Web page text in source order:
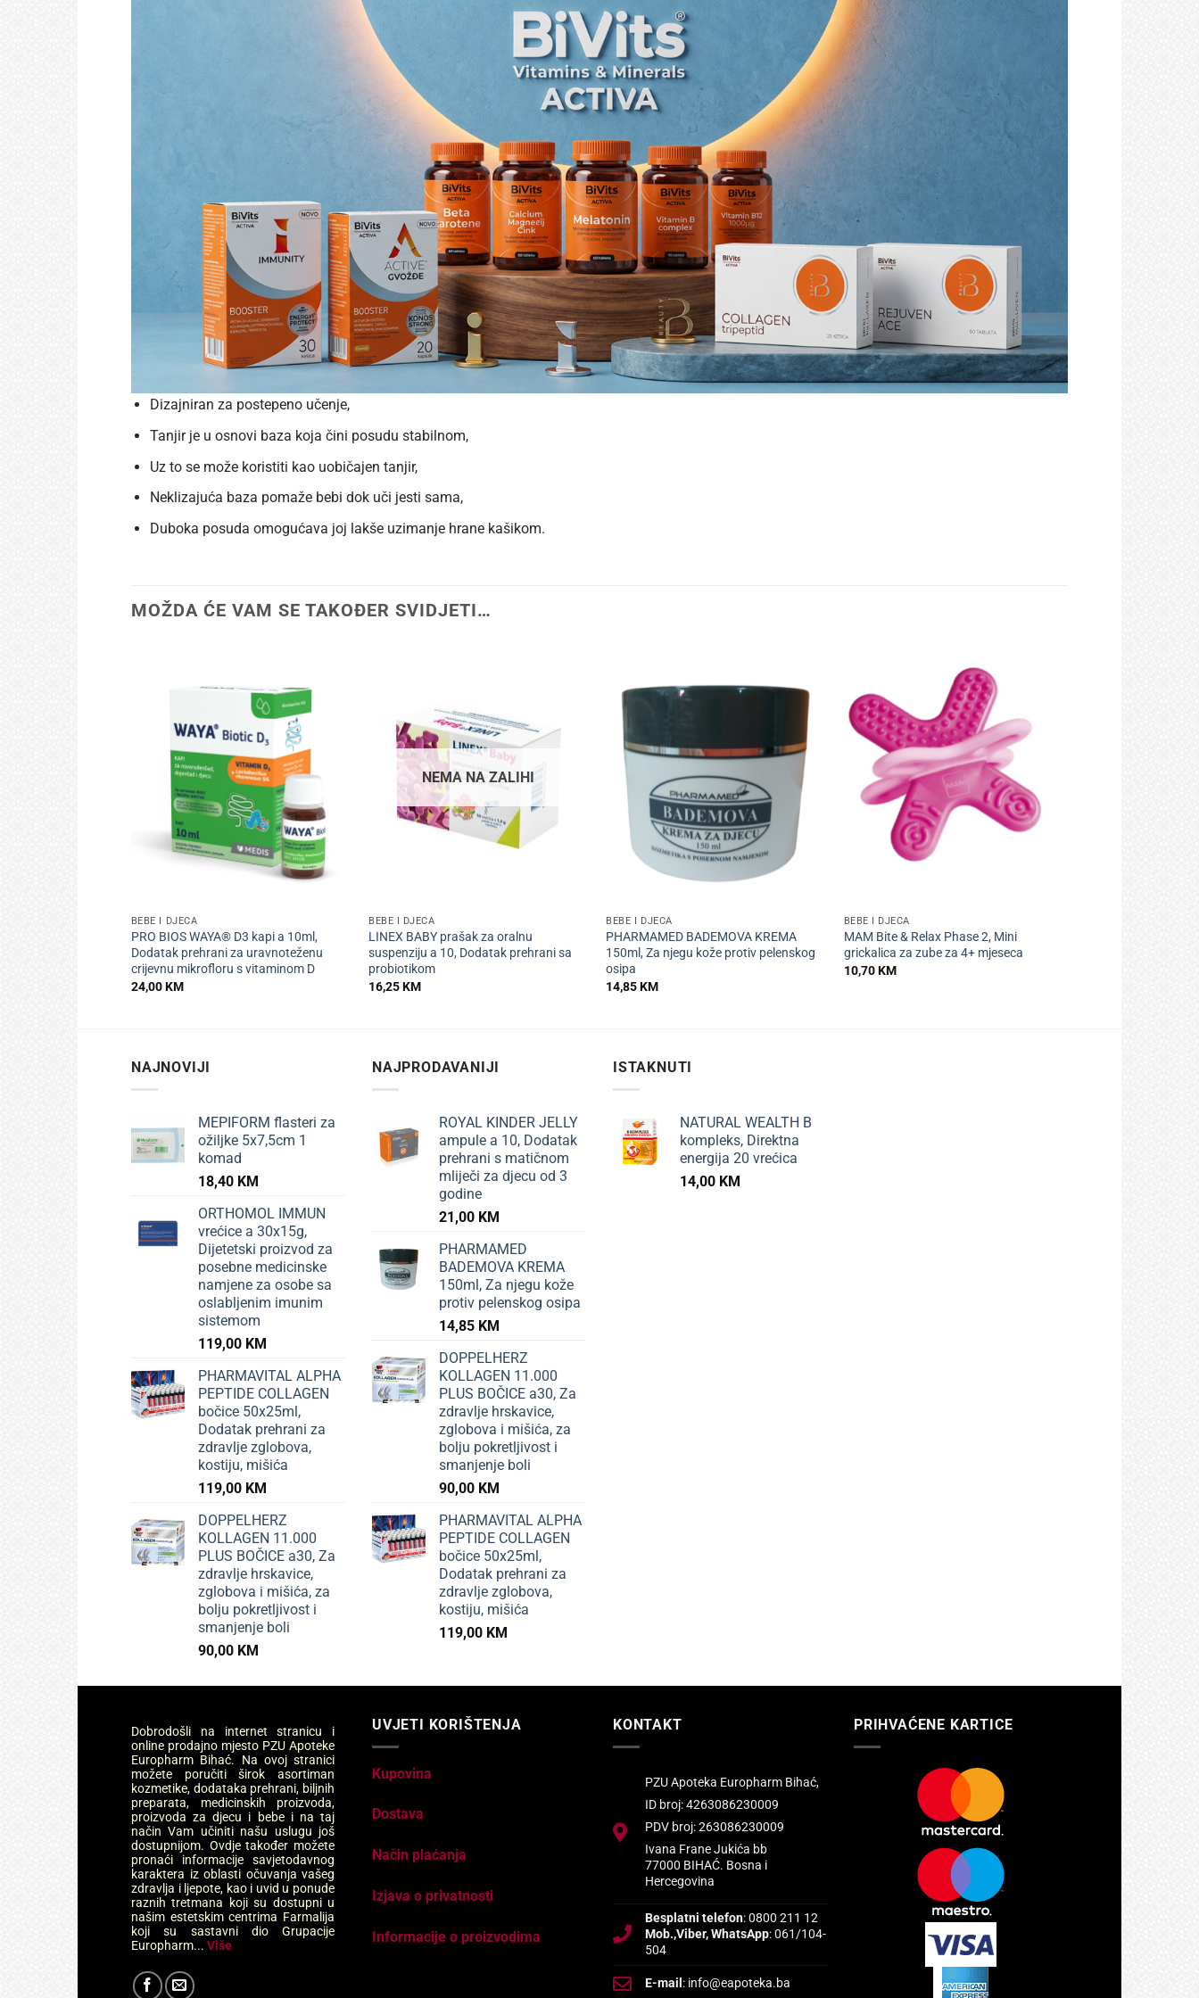
Dizajniran za postepeno učenje,
Tanjir je u osnovi baza koja čini posudu stabilnom,
Uz to se može koristiti kao uobičajen tanjir,
Neklizajuća baza pomaže bebi dok uči jesti sama,
Duboka posuda omogućava joj lakše uzimanje hrane kašikom.
MOŽDA ĆE VAM SE TAKOĐER SVIDJETI…
BEBE I DJECA
PRO BIOS WAYA® D3 kapi a 10ml,
Dodatak prehrani za uravnoteženu
crijevnu mikrofloru s vitaminom D
24,00KM
NEMA NA ZALIHI
BEBE I DJECA
LINEX BABY prašak za oralnu
suspenziju a 10, Dodatak prehrani sa
probiotikom
16,25KM
BEBE I DJECA
PHARMAMED BADEMOVA KREMA
150ml, Za njegu kože protiv pelenskog
osipa
14,85KM
BEBE I DJECA
MAM Bite & Relax Phase 2, Mini
grickalica za zube za 4+ mjeseca
10,70KM
NAJNOVIJI
MEPIFORM flasteri za
ožiljke 5x7,5cm 1
komad
18,40 KM
ORTHOMOL IMMUN
vrećice a 30x15g,
Dijetetski proizvod za
posebne medicinske
namjene za osobe sa
oslabljenim imunim
sistemom
119,00 KM
PHARMAVITAL ALPHA
PEPTIDE COLLAGEN
bočice 50x25ml,
Dodatak prehrani za
zdravlje zglobova,
kostiju, mišića
119,00 KM
DOPPELHERZ
KOLLAGEN 11.000
PLUS BOČICE a30, Za
zdravlje hrskavice,
zglobova i mišića, za
bolju pokretljivost i
smanjenje boli
90,00 KM
NAJPRODAVANIJI
ROYAL KINDER JELLY
ampule a 10, Dodatak
prehrani s matičnom
mliječi za djecu od 3
godine
21,00 KM
PHARMAMED
BADEMOVA KREMA
150ml, Za njegu kože
protiv pelenskog osipa
14,85 KM
DOPPELHERZ
KOLLAGEN 11.000
PLUS BOČICE a30, Za
zdravlje hrskavice,
zglobova i mišića, za
bolju pokretljivost i
smanjenje boli
90,00 KM
PHARMAVITAL ALPHA
PEPTIDE COLLAGEN
bočice 50x25ml,
Dodatak prehrani za
zdravlje zglobova,
kostiju, mišića
119,00 KM
ISTAKNUTI
NATURAL WEALTH B
kompleks, Direktna
energija 20 vrećica
14,00 KM
Dobrodošli na internet stranicu i
online prodajno mjesto PZU Apoteke
Europharm Bihać. Na ovoj stranici
možete poručiti širok asortiman
kozmetike, dodataka prehrani, biljnih
preparata, medicinskih proizvoda,
proizvoda za djecu i bebe i na taj
način Vam učiniti našu uslugu još
dostupnijom. Ovdje također možete
pronaći informacije savjetodavnog
karaktera iz oblasti očuvanja vašeg
zdravlja i ljepote, kao i uvid u ponude
raznih tretmana koji su dostupni u
našim estetskim centrima Farmalija
koji su sastavni dio Grupacije
Europharm... Više
UVJETI KORIŠTENJA
Kupovina
Dostava
Način plaćanja
Izjava o privatnosti
Informacije o proizvodima
KONTAKT
PZU Apoteka Europharm Bihać,
ID broj: 4263086230009
PDV broj: 263086230009
Ivana Frane Jukića bb
77000 BIHAĆ. Bosna i
Hercegovina
Besplatni telefon: 0800 211 12
Mob.,Viber, WhatsApp: 061/104-
504
E-mail : info@eapoteka.ba
PRIHVAĆENE KARTICE